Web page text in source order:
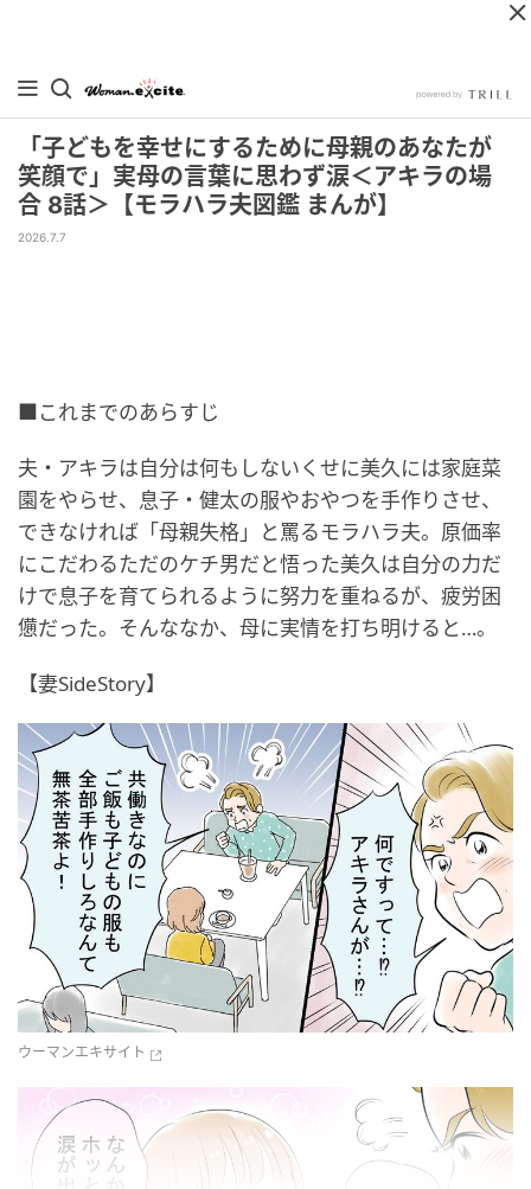
「子どもを幸せにするために母親のあなたが
笑顔で」実母の言葉に思わず涙＜アキラの場
合 8話＞【モラハラ夫図鑑 まんが】
2026.7.7
■これまでのあらすじ
夫・アキラは自分は何もしないくせに美久には家庭菜
園をやらせ、息子・健太の服やおやつを手作りさせ、
できなければ「母親失格」と罵るモラハラ夫。原価率
にこだわるただのケチ男だと悟った美久は自分の力だ
けで息子を育てられるように努力を重ねるが、疲労困
憊だった。そんななか、母に実情を打ち明けると…。
【妻SideStory】
ウーマンエキサイト